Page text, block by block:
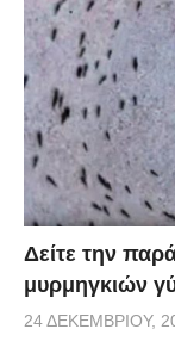
Δείτε την
μυρμηγκιών
24 ΔΕΚΕΜΒΡΊΟΥ,